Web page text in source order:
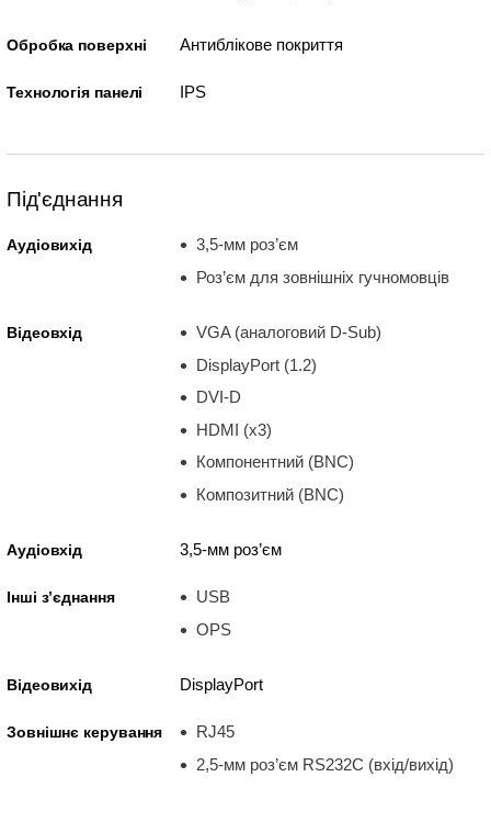
Обробка поверхні Антиблікове покриття
Технологія панелі IPS
Під'єднання
Аудіовихід
3,5-мм роз’єм
Роз’єм для зовнішніх гучномовців
Відеовхід
VGA (аналоговий D-Sub)
DisplayPort (1.2)
DVI-D
HDMI (x3)
Компонентний (BNC)
Композитний (BNC)
Аудіовхід 3,5-мм роз’єм
Інші з’єднання
USB
OPS
Відеовихід DisplayPort
Зовнішнє керування
RJ45
2,5-мм роз’єм RS232C (вхід/вихід)